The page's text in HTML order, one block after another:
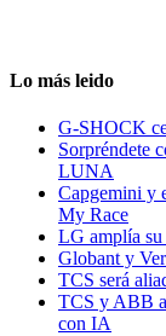
Lo más leido
G-SHOCK
Sorpréndete
LUNA
Capgemini y
My Race
LG amplía
Globant y
TCS será
TCS y ABB
con IA